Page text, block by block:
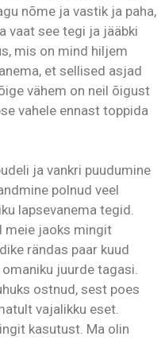
nõme ja vastik ja paha,
vaat see tegi ja jääbki
mis on mind hiljem
et sellised asjad
vähem on neil õigust
vahele ennast toppida
ja vankri puudumine
polnud veel
lapsevanema tegid.
meie jaoks mingit
rändas paar kuud
juurde tagasi.
ostnud, sest poes
vajalikku eset.
kasutust. Ma olin